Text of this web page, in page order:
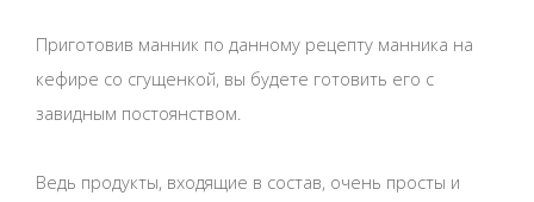
Приготовив манник по данному рецепту манника на
кефире со сгущенкой, вы будете готовить его с
завидным постоянством.
Ведь продукты, входящие в состав, очень просты и